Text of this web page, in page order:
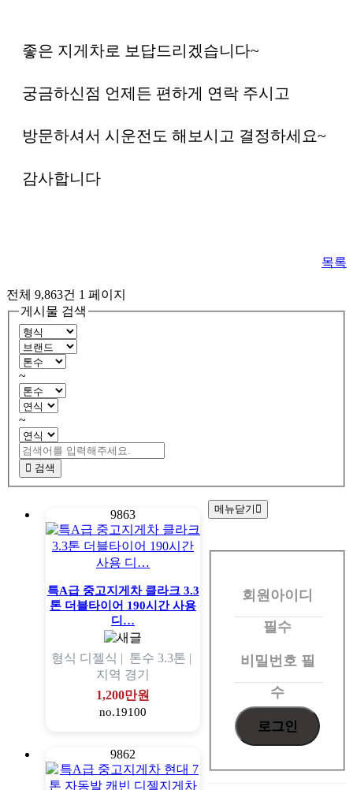
좋은 지게차로 보답드리겠습니다~
궁금하신점 언제든 편하게 연락 주시고
방문하셔서 시운전도 해보시고 결정하세요~
감사합니다
목록
전체 9,863건 1 페이지
게시물 검색
~
~
검색
9863
특A급 중고지게차 클라크 3.3
톤 더블타이어 190시간 사용
디…
형식 디젤식 | 톤수 3.3톤 |
지역 경기
1,200만원
no.19100
9862
메뉴닫기
회
회원아이디
필수
비밀번호 필
수